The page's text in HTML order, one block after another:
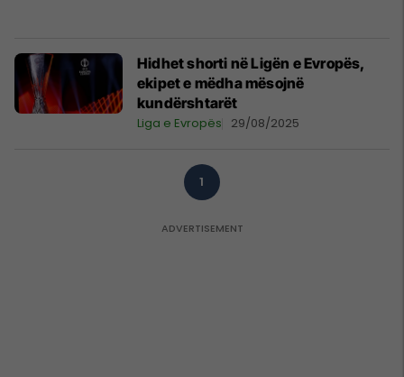
Hidhet shorti në Ligën e Evropës,
ekipet e mëdha mësojnë
kundërshtarët
Liga e Evropës 29/08/2025
1